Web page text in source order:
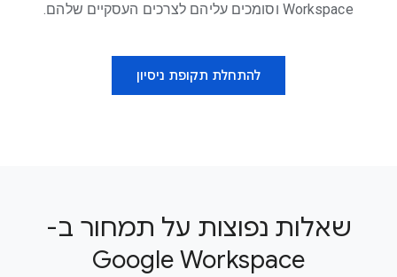
Workspace וסומכים עליהם לצרכים העסקיים שלהם.
להתחלת תקופת ניסיון
שאלות נפוצות על תמחור ב-
Google Workspace